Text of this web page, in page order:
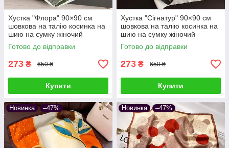
Хустка "Флора" 90×90 см
шовкова на талію косинка на
шию на сумку жіночий
атласний з квітковим принтом
шовк-армані
Готово до відправки
273 ₴ 650 ₴
Купити
Хустка "Сігнатур" 90×90 см
шовкова на талію косинка на
шию на сумку жіночий
атласний з геометричним
принтом шовк-армані
Готово до відправки
273 ₴ 650 ₴
Купити
Новинка –47% Новинка –47%